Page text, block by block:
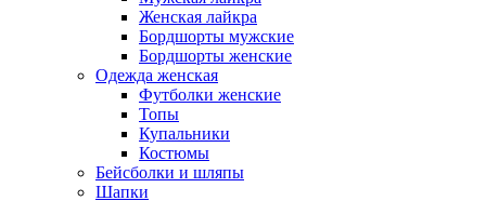
Женская лайкра
Бордшорты мужские
Бордшорты женские
Одежда женская
Футболки женские
Топы
Купальники
Костюмы
Бейсболки и шляпы
Шапки